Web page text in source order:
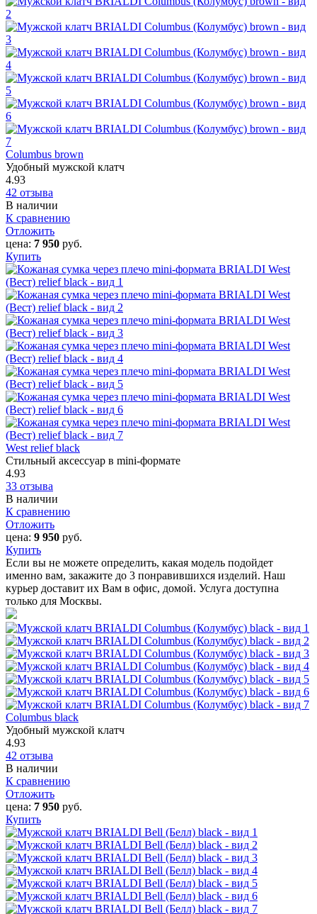
Columbus brown
Удобный мужской клатч
4.93
42 отзыва
В наличии
К сравнению
Отложить
цена: 7 950 руб.
Купить
West relief black
Стильный аксессуар в mini-формате
4.93
33 отзыва
В наличии
К сравнению
Отложить
цена: 9 950 руб.
Купить
Если вы не можете определить, какая модель подойдет
именно вам, закажите до 3 понравившихся изделий. Наш
курьер доставит их Вам в офис, домой. Услуга доступна
только для Москвы.
Columbus black
Удобный мужской клатч
4.93
42 отзыва
В наличии
К сравнению
Отложить
цена: 7 950 руб.
Купить